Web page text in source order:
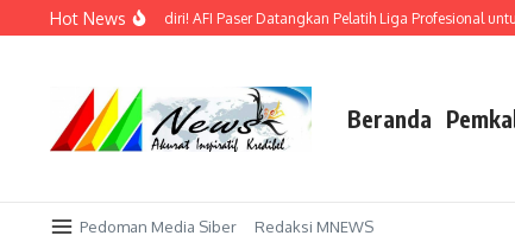
Lewati ke konten
Hot News
di Kandang Sendiri! AFI Paser Datangkan Pelatih Liga Profesional untuk
Beranda
Pedoman Media Siber Redaksi MNEWS